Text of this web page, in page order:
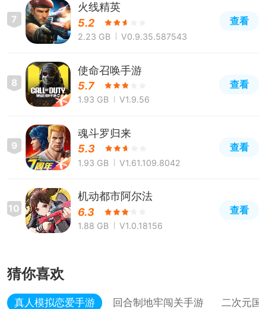
7
火线精英
5.2
2.23 GB V0.9.35.587543
查看
8
使命召唤手游
5.7
1.93 GB V1.9.56
查看
9
魂斗罗归来
5.3
1.93 GB V1.61.109.8042
查看
10
机动都市阿尔法
6.3
1.88 GB V1.0.18156
查看
猜你喜欢
真人模拟恋爱手游 回合制地牢闯关手游 二次元国